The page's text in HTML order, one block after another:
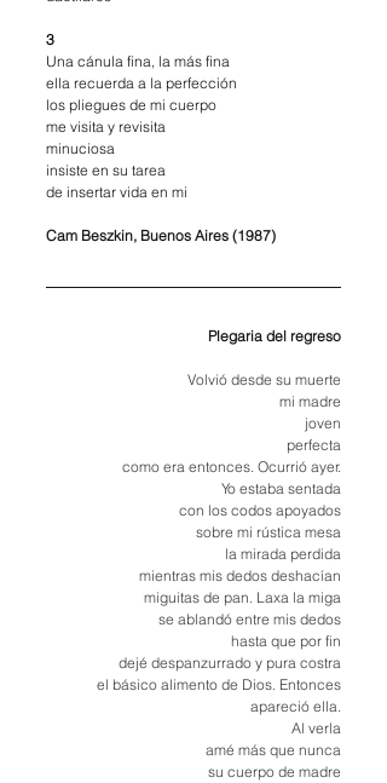
3
Una cánula fina, la más fina
ella recuerda a la perfección
los pliegues de mi cuerpo
me visita y revisita
minuciosa
insiste en su tarea
de insertar vida en mi
Cam Beszkin, Buenos Aires (1987)
Plegaria del regreso
Volvió desde su muerte
mi madre
joven
perfecta
como era entonces. Ocurrió ayer.
Yo estaba sentada
con los codos apoyados
sobre mi rústica mesa
la mirada perdida
mientras mis dedos deshacían
miguitas de pan. Laxa la miga
se ablandó entre mis dedos
hasta que por fin
dejé despanzurrado y pura costra
el básico alimento de Dios. Entonces
apareció ella.
Al verla
amé más que nunca
su cuerpo de madre